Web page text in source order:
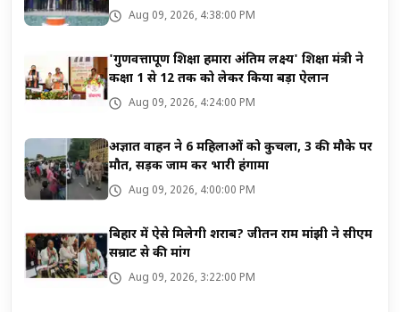
Aug 09, 2026, 4:38:00 PM
'गुणवत्तापूर्ण शिक्षा हमारा अंतिम लक्ष्य' शिक्षा मंत्री ने
कक्षा 1 से 12 तक को लेकर किया बड़ा ऐलान
Aug 09, 2026, 4:24:00 PM
अज्ञात वाहन ने 6 महिलाओं को कुचला, 3 की मौके पर
मौत, सड़क जाम कर भारी हंगामा
Aug 09, 2026, 4:00:00 PM
बिहार में ऐसे मिलेगी शराब? जीतन राम मांझी ने सीएम
सम्राट से की मांग
Aug 09, 2026, 3:22:00 PM